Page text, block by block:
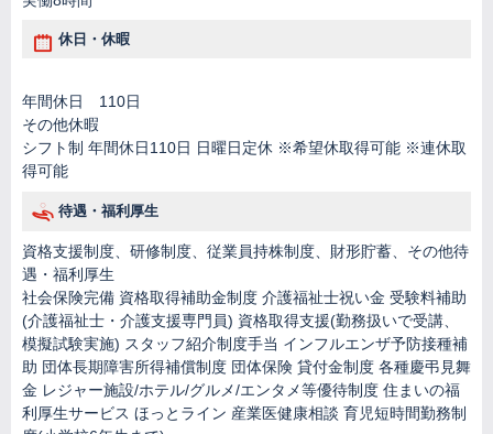
休日・休暇
年間休日 110日
その他休暇
シフト制 年間休日110日 日曜日定休 ※希望休取得可能 ※連休取
得可能
待遇・福利厚生
資格支援制度、研修制度、従業員持株制度、財形貯蓄、その他待
遇・福利厚生
社会保険完備 資格取得補助金制度 介護福祉士祝い金 受験料補助
(介護福祉士・介護支援専門員) 資格取得支援(勤務扱いで受講、
模擬試験実施) スタッフ紹介制度手当 インフルエンザ予防接種補
助 団体長期障害所得補償制度 団体保険 貸付金制度 各種慶弔見舞
金 レジャー施設/ホテル/グルメ/エンタメ等優待制度 住まいの福
利厚生サービス ほっとライン 産業医健康相談 育児短時間勤務制